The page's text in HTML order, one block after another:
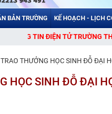
BẢN TRƯỜNG KẾ HOẠCH - LỊCH
THPT MỸ HÀO.
THƯỞNG HỌC SINH ĐỖ ĐẠI
HỌC SINH ĐỖ ĐẠI